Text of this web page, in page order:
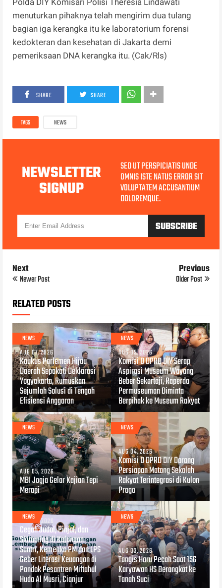
Polda DIY Komisari Polisi Theresia Lindawati
menuturkan pihaknya telah mengirim dua tulang
bagian iga kerangka itu ke laboratorium forensi
kedokteran dan kesehatan di Jakarta demi
pemeriksaan DNA kerangka itu. (Cak/Rls)
SHARE SHARE
TAGS NEWS
NEWSLETTER
SIGNUP
SED UT PERSPICIATIS UNDE
OMNIS ISTE NATUS ERROR SIT
VOLUPTATEM ACCUSANTIUM
DOLOREMQUE.
Next
Newer Post
Previous
Older Post
RELATED POSTS
NEWS
AUG 07, 2026
Kaukus Parlemen Hijau
Daerah Sepakati Deklarasi
Yogyakarta, Rumuskan
Sejumlah Solusi di Tengah
Efisiensi Anggaran
NEWS
AUG 05, 2026
Komisi D DPRD DIY Serap
Aspirasi Museum Wayang
Beber Sekartaji, Raperda
Permuseuman Diminta
Berpihak ke Museum Rakyat
NEWS
AUG 05, 2026
MBI Jogja Gelar Kajian Tepi
Merapi
NEWS
AUG 04, 2026
Komisi D DPRD DIY Dorong
Persiapan Matang Sekolah
Rakyat Terintegrasi di Kulon
Progo
NEWS
AUG 04, 2026
Cegah Judol, Pinjol, dan
Skimming di Kalangan
Santri, Kemenko PM dan LPS
Geber Literasi Keuangan di
Pondok Pesantren Miftahul
Huda Al Musri, Cianjur
NEWS
AUG 03, 2026
Tangis Haru Pecah Saat 156
Karyawan HS Berangkat ke
Tanah Suci